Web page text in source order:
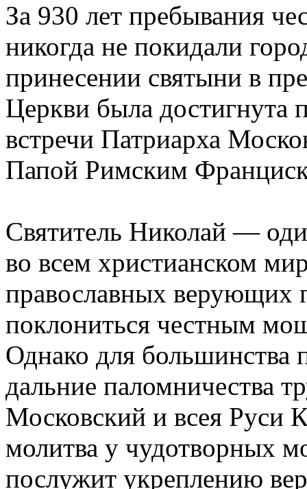
За 930 лет пребывания
никогда не покидали
принесении святыни в
Церкви была достигнута
встречи Патриарха
Папой Римским
Святитель Николай —
во всем христианском
православных верующих
поклониться честным
Однако для большинства
дальние паломничества
Московский и всея Руси
молитва у чудотворных
послужит укреплению